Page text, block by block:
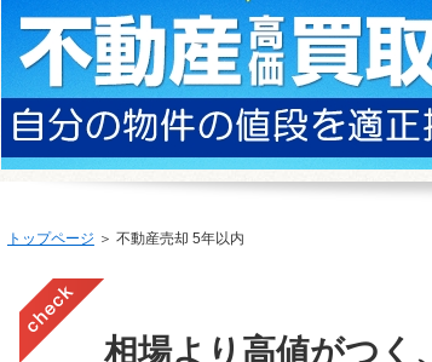
トップページ ＞ 不動産売却 5年以内
相場より高値がつく